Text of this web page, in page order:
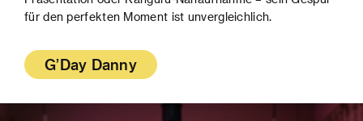
für den perfekten Moment ist unvergleichlich.
G’Day Danny